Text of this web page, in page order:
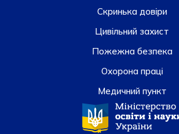
Скринька довiри
Цивільний захист
Пожежна безпека
Охорона праці
Медичний пункт